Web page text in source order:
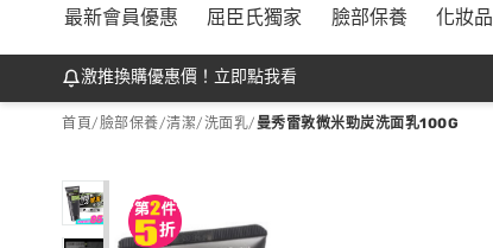
最新會員優惠 屈臣氏獨家 臉部保養 化妝品
激推換購優惠價！立即點我看
首頁/臉部保養/清潔/洗面乳/曼秀雷敦微米勁炭洗面乳100G